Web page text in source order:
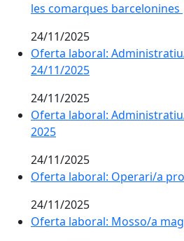
les comarques barcelonines
24/11/2025
Oferta laboral:
24/11/2025
24/11/2025
Oferta laboral:
2025
24/11/2025
Oferta laboral: Operari/a
24/11/2025
Oferta laboral: Mosso/a